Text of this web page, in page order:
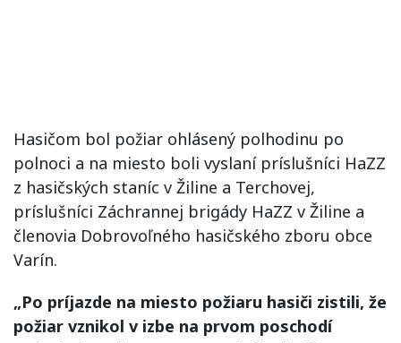
Hasičom bol požiar ohlásený polhodinu po
polnoci a na miesto boli vyslaní príslušníci HaZZ
z hasičských staníc v Žiline a Terchovej,
príslušníci Záchrannej brigády HaZZ v Žiline a
členovia Dobrovoľného hasičského zboru obce
Varín.
„Po príjazde na miesto požiaru hasiči zistili, že
požiar vznikol v izbe na prvom poschodí